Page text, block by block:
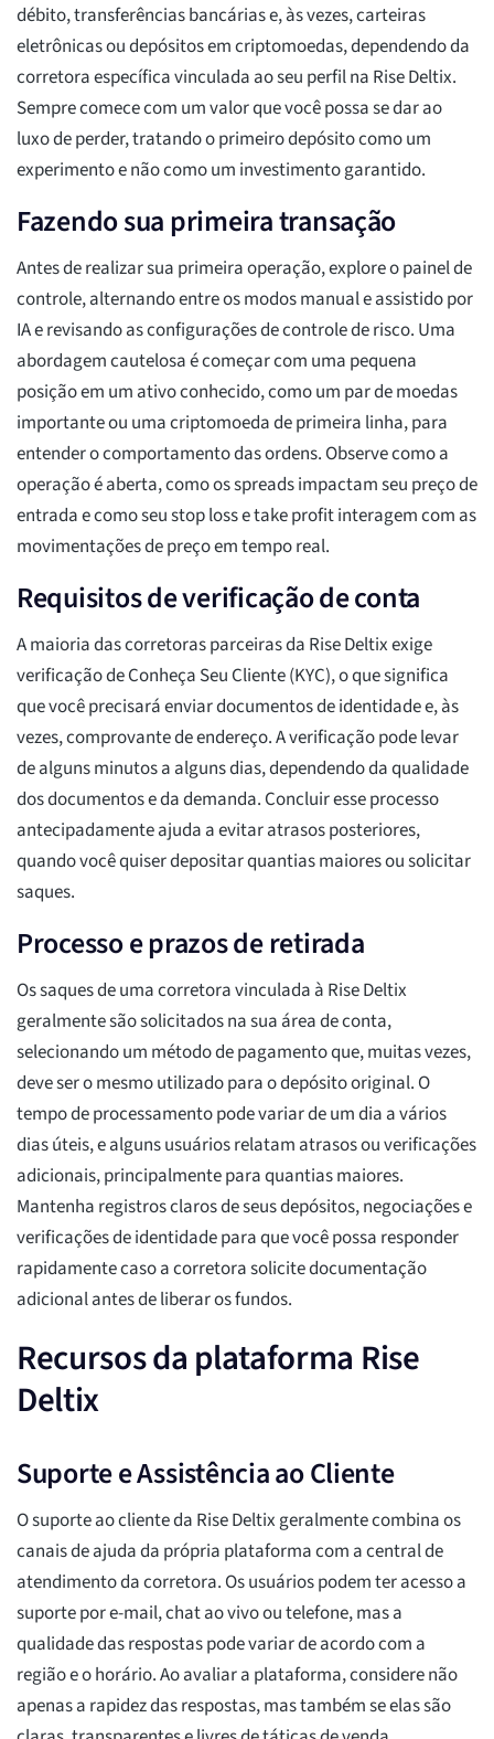
débito, transferências bancárias e, às vezes, carteiras
eletrônicas ou depósitos em criptomoedas, dependendo da
corretora específica vinculada ao seu perfil na Rise Deltix.
Sempre comece com um valor que você possa se dar ao
luxo de perder, tratando o primeiro depósito como um
experimento e não como um investimento garantido.
Fazendo sua primeira transação
Antes de realizar sua primeira operação, explore o painel de
controle, alternando entre os modos manual e assistido por
IA e revisando as configurações de controle de risco. Uma
abordagem cautelosa é começar com uma pequena
posição em um ativo conhecido, como um par de moedas
importante ou uma criptomoeda de primeira linha, para
entender o comportamento das ordens. Observe como a
operação é aberta, como os spreads impactam seu preço de
entrada e como seu stop loss e take profit interagem com as
movimentações de preço em tempo real.
Requisitos de verificação de conta
A maioria das corretoras parceiras da Rise Deltix exige
verificação de Conheça Seu Cliente (KYC), o que significa
que você precisará enviar documentos de identidade e, às
vezes, comprovante de endereço. A verificação pode levar
de alguns minutos a alguns dias, dependendo da qualidade
dos documentos e da demanda. Concluir esse processo
antecipadamente ajuda a evitar atrasos posteriores,
quando você quiser depositar quantias maiores ou solicitar
saques.
Processo e prazos de retirada
Os saques de uma corretora vinculada à Rise Deltix
geralmente são solicitados na sua área de conta,
selecionando um método de pagamento que, muitas vezes,
deve ser o mesmo utilizado para o depósito original. O
tempo de processamento pode variar de um dia a vários
dias úteis, e alguns usuários relatam atrasos ou verificações
adicionais, principalmente para quantias maiores.
Mantenha registros claros de seus depósitos, negociações e
verificações de identidade para que você possa responder
rapidamente caso a corretora solicite documentação
adicional antes de liberar os fundos.
Recursos da plataforma Rise
Deltix
Suporte e Assistência ao Cliente
O suporte ao cliente da Rise Deltix geralmente combina os
canais de ajuda da própria plataforma com a central de
atendimento da corretora. Os usuários podem ter acesso a
suporte por e-mail, chat ao vivo ou telefone, mas a
qualidade das respostas pode variar de acordo com a
região e o horário. Ao avaliar a plataforma, considere não
apenas a rapidez das respostas, mas também se elas são